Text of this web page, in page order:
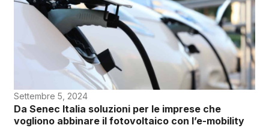
Settembre 5, 2024
Da Senec Italia soluzioni per le imprese che
vogliono abbinare il fotovoltaico con l’e-mobility